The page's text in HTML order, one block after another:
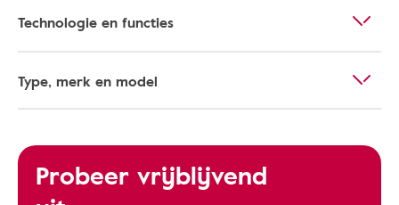
Technologie en functies
Type, merk en model
Probeer vrijblijvend